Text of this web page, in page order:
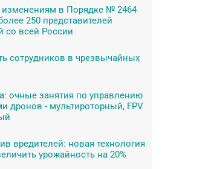
в Порядке № 2464
250 представителей
со всей России
сотрудников в чрезвычайных
очные занятия по управлению
дронов - мультироторный, FPV
вредителей: новая технология
урожайность на 20%